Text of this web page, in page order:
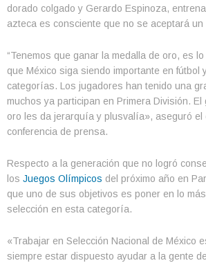
dorado colgado y Gerardo Espinoza,
azteca es consciente que no se aceptará
“Tenemos que ganar la medalla de oro, es
que México siga siendo importante en fútbol
categorías. Los jugadores han tenido una
muchos ya participan en Primera División. El
oro les da jerarquía y plusvalía», aseguró el
conferencia de prensa.
Respecto a la generación que no logró
los Juegos Olímpicos del próximo año en
que uno de sus objetivos es poner en lo
selección en esta categoría.
«Trabajar en Selección Nacional de México
siempre estar dispuesto ayudar a la gente